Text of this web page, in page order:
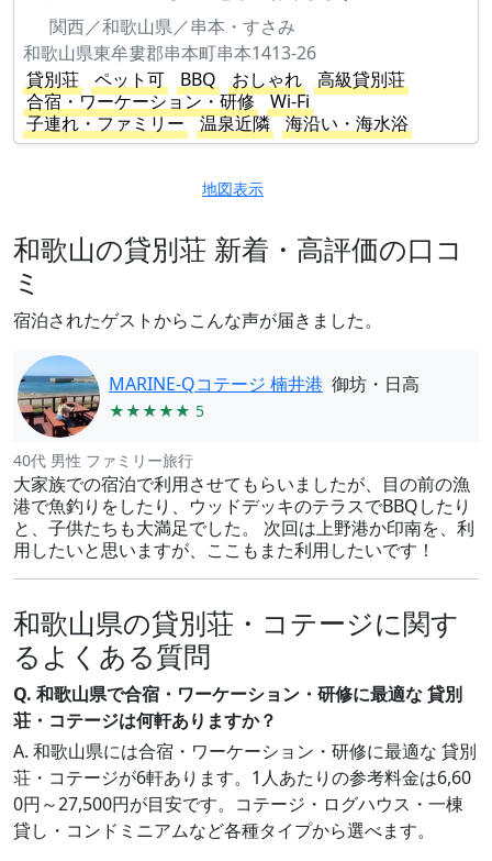
関西／和歌山県／串本・すさみ
和歌山県東牟婁郡串本町串本1413-26
貸別荘
ペット可 BBQ おしゃれ
高級貸別荘
合宿・ワーケーション・研修
Wi-Fi
子連れ・ファミリー
温泉近隣 海沿い・海水浴
地図表示
和歌山の貸別荘 新着・高評価の口コ
ミ
宿泊されたゲストからこんな声が届きました。
MARINE-Qコテージ 楠井港 御坊・日高
★★★★★ 5
40代 男性 ファミリー旅行
大家族での宿泊で利用させてもらいましたが、目の前の漁
港で魚釣りをしたり、ウッドデッキのテラスでBBQしたり
と、子供たちも大満足でした。 次回は上野港か印南を、利
用したいと思いますが、ここもまた利用したいです！
和歌山県の貸別荘・コテージに関す
るよくある質問
Q. 和歌山県で合宿・ワーケーション・研修に最適な 貸別
荘・コテージは何軒ありますか？
A. 和歌山県には合宿・ワーケーション・研修に最適な 貸別
荘・コテージが6軒あります。1人あたりの参考料金は6,60
0円～27,500円が目安です。コテージ・ログハウス・一棟
貸し・コンドミニアムなど各種タイプから選べます。